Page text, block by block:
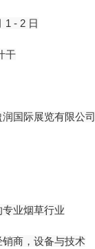
1 - 2 日
干
国际展览有限公司
业烟草行业
商，设备与技术